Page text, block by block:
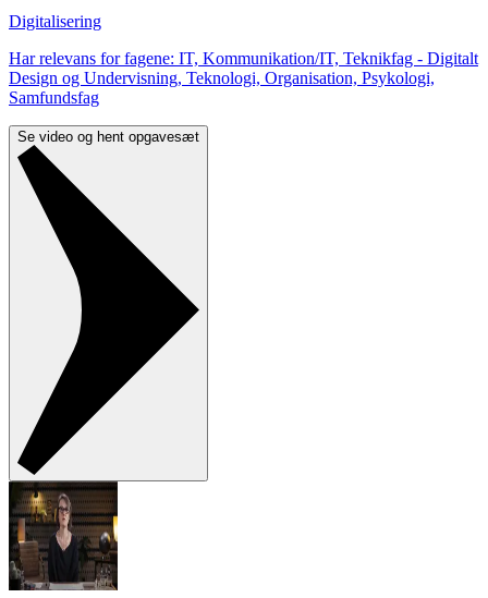
Digitalisering
Har relevans for fagene: IT, Kommunikation/IT, Teknikfag - Digitalt
Design og Undervisning, Teknologi, Organisation, Psykologi,
Samfundsfag
Se video og hent opgavesæt